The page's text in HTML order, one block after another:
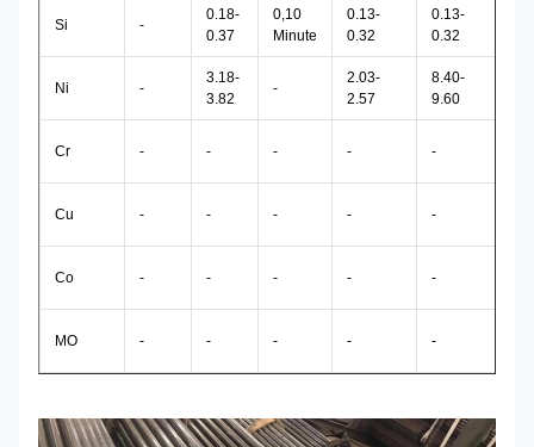
Si -
0.18-
0.37
0,10
Minute
0.13-
0.32
0.13-
0.32
Ni -
3.18-
3.82
-
2.03-
2.57
8.40-
9.60
Cr - - - - -
Cu - - - - -
Co - - - - -
MO - - - - -